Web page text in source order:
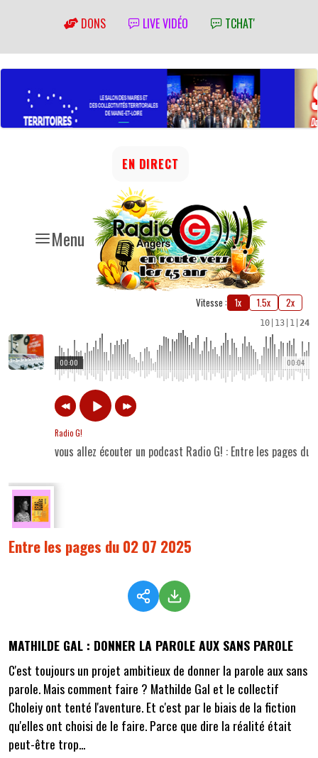
DONS LIVE VIDÉO TCHAT'
Menu
EN DIRECT
Vitesse : 1x 1.5x 2x
10 13 1 24
00:04
00:00
Radio G!
vous allez écouter un podcast Radio G! : Entre les pages
Entre les pages du 02 07 2025
MATHILDE GAL : DONNER LA PAROLE AUX SANS PAROLE
C'est toujours un projet ambitieux de donner la parole aux sans
parole. Mais comment faire ? Mathilde Gal et le collectif
Choleiy ont tenté l'aventure. Et c'est par le biais de la fiction
qu'elles ont choisi de le faire. Parce que dire la réalité était
peut-être trop...